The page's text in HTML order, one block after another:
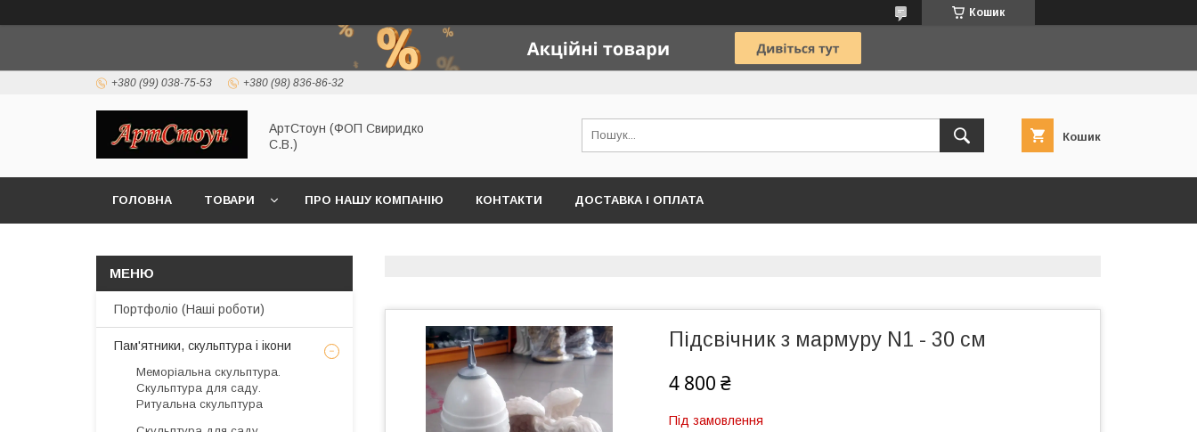
Кошик
+380 (99) 038-75-53 +380 (98) 836-86-32
АртСтоун (ФОП Свиридко
С.В.)
Кошик
ГОЛОВНА ТОВАРИ ПРО НАШУ КОМПАНІЮ КОНТАКТИ ДОСТАВКА І ОПЛАТА
Підсвічник з мармуру N1 - 30 см
4 800 ₴
Під замовлення
Портфоліо (Наші роботи)
Пам'ятники, скульптура і ікони
Меморіальна скульптура.
Скульптура для саду.
Ритуальна скульптура